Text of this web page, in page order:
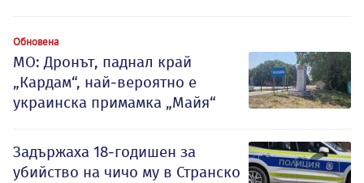
Обновена
МО: Дронът, паднал край
„Кардам“, най-вероятно е
украинска примамка „Майя“
Задържаха 18-годишен за
убийство на чичо му в Странско